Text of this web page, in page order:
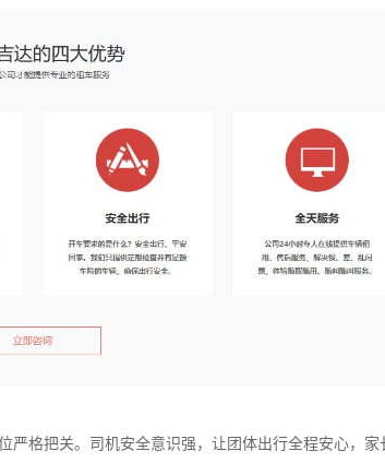
严格把关。司机安全意识强，让团体出行全程安心，家